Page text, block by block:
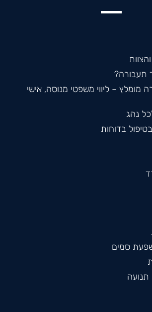
תעבורה?
מומלץ – ליווי משפטי מנוסה, אישי
נהג
בדוחות
סמים
תנועה